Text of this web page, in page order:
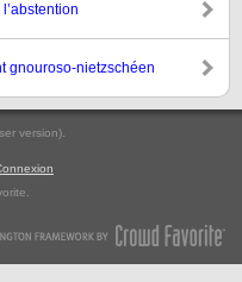
gnouroso-nietzschéen
version).